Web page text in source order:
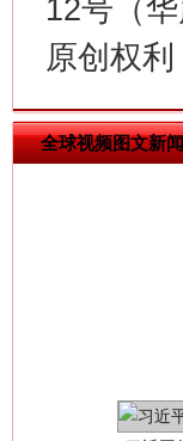
12号（
原创权
全球视频图文新闻